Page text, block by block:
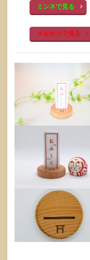
ミンネで見る
メルカリで見る